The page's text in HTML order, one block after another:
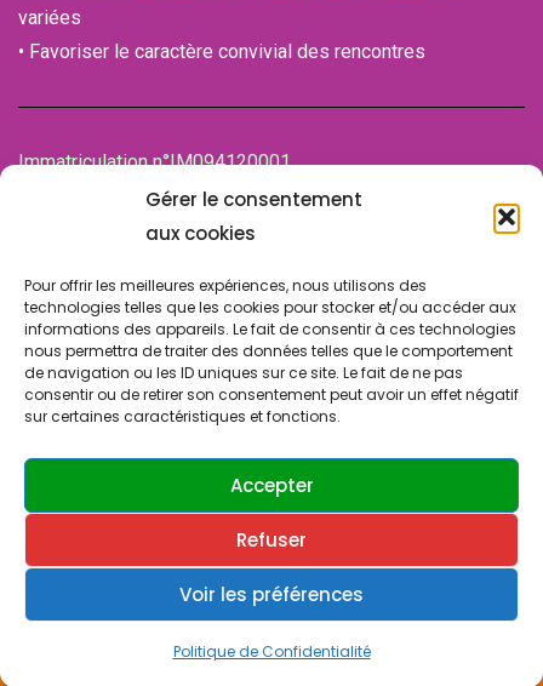
Gérer le consentement
aux cookies
Pour offrir les meilleures expériences, nous utilisons des
technologies telles que les cookies pour stocker et/ou accéder aux
informations des appareils. Le fait de consentir à ces technologies
nous permettra de traiter des données telles que le comportement
de navigation ou les ID uniques sur ce site. Le fait de ne pas
consentir ou de retirer son consentement peut avoir un effet négatif
sur certaines caractéristiques et fonctions.
Accepter
Refuser
Voir les préférences
Politique de Confidentialité
0
variées
• Favoriser le caractère convivial des rencontres
Immatriculation n°IM094120001
de la Chambre des associations (CDA)
94100 SAINT-MAUR-DES-FOSSES
Design & Développement par
Politique de confidentialité
Cookies & vie privée